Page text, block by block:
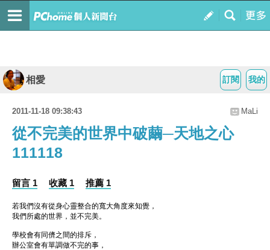
我的
訂閱
相愛
2011-11-18 09:38:43 MaLi
從不完美的世界中破繭─天地之心
111118
留言 1 收藏 1 推薦 1
若我們沒有從身心靈整合的寬大角度來知覺，
我們所處的世界，並不完美。
學校會有同儕之間的排斥，
辦公室會有單調做不完的事，